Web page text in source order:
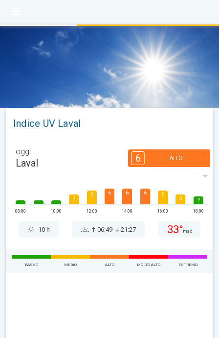
Indice UV Laval
oggi
Laval 6 ALTO
08:00 10:00
3
5
12:00
6 6
14:00
6 5
16:00
3 2
18:00
10 h 06:49 21:27 33° max
BASSO MEDIO ALTO MOLTO ALTO ESTREMO